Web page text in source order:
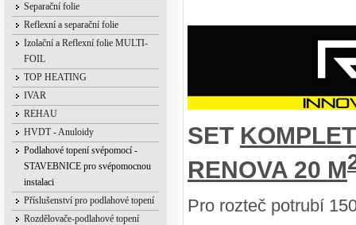
Separační folie
Reflexní a separační folie
Izolační a Reflexní folie MULTI-
FOIL
TOP HEATING
IVAR
REHAU
HVDT - Anuloidy
Podlahové topení svépomocí -
STAVEBNICE pro svépomocnou
instalaci
Příslušenství pro podlahové topení
Rozdělovače-podlahové topení
SET KOMPLET
RENOVA 20 M
Pro rozteč potrubí